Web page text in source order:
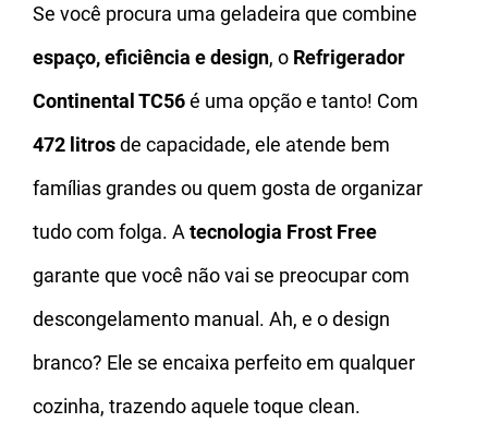
Se você procura uma geladeira que combine
espaço, eficiência e design, o Refrigerador
Continental TC56é uma opção e tanto! Com
472 litrosde capacidade, ele atende bem
famílias grandes ou quem gosta de organizar
tudo com folga. A tecnologia Frost Free
garante que você não vai se preocupar com
descongelamento manual. Ah, e o design
branco? Ele se encaixa perfeito em qualquer
cozinha, trazendo aquele toque clean.